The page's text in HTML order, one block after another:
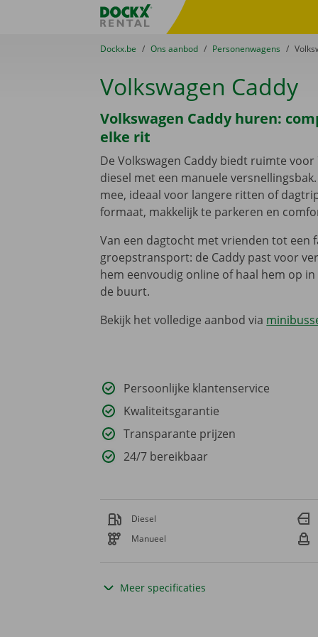
Taalselectie overslaanFratello DEMO
U bevindt zich hier:
van
Dockx.be naar
Ons aanbod naar
Personenwagens naar
Volkswagen Caddy
Volkswagen Caddy huren:
elke rit
De Volkswagen Caddy biedt ruimte
diesel met een manuele
mee, ideaal voor langere ritten of
formaat, makkelijk te parkeren en
Van een dagtocht met vrienden tot een
groepstransport: de Caddy past voor
hem eenvoudig online of haal hem op in
de buurt.
Bekijk het volledige aanbod via
Persoonlijke klantenservice
Kwaliteitsgarantie
Transparante prijzen
24/7 bereikbaar
Diesel
Manueel
Meer specificaties